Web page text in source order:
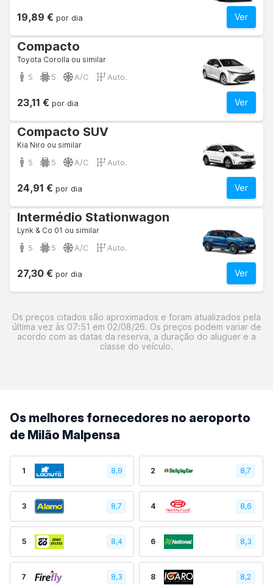
Ver
19,89 € por dia
Compacto
Toyota Corolla ou similar
5 5 A/C Auto.
Ver
23,11 € por dia
Compacto SUV
Kia Niro ou similar
5 5 A/C Auto.
Ver
24,91 € por dia
Intermédio Stationwagon
Lynk & Co 01 ou similar
5 5 A/C Auto.
Ver
27,30 € por dia
Os preços citados são aproximados e foram atualizados pela
última vez às 07:51 em 02/08/26. Os preços podem variar de
acordo com as datas da reserva, a duração do aluguer e a
classe do veículo.
Os melhores fornecedores no aeroporto
de Milão Malpensa
1 8,9 2 8,7
3 8,7 4 8,6
5 8,4 6 8,3
7 8,3 8 8,2